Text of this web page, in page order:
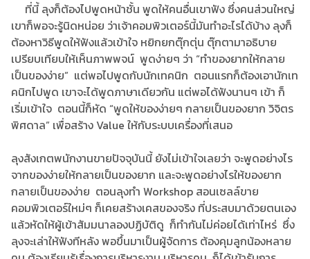
ที่นี้ ลุงก็ต้องไปพูดหน้าชั้น พูดให้คนอื่นเขาฟัง ซึ่งคนส่วนใหญ่
เขาก็พอจะรู้นิดหน่อย ว่าเจ้าคอมพิวเตอร์นี้มันทำอะไรได้บ้าง ลุงก็
ต้องหาวิธีพูดให้ฟังแล้วเข้าใจ หยิกยกตุ๊กตุ่น ตุ๊กตามาอธิบาย
เปรียบเทียบให้เห็นภาพพจน์ พูดง่ายๆ ว่า “ทำของยากให้กลาย
เป็นของง่าย” แต่พอไปพูดกับนักเทคนิก ตอนแรกก็ต้องเอานักเท
คนิกไปพูด เขาจะได้พูดภาษาเดียวกัน แต่พอได้ฟังนานๆ เข้า ก็
เริ่มเข้าใจ ตอนนี้ก็หัด “พูดให้ของง่ายๆ กลายเป็นของยาก วิจิตร
พิศดาล” เพื่อสร้าง Value ให้กับระบบเครื่องที่เสนอ
ลุงสังเกตพนักงานขายปัจจุบันนี้ ยังไม่เข้าใจเลยว่า จะพูดอย่างไร
จากของง่ายให้กลายเป็นของยาก และจะพูดอย่างไรให้ของยาก
กลายเป็นของง่าย ตอนลุงทำ Workshop สอนเซลล์ขาย
คอมพิวเตอร์ใหม่ๆ ก็เคยสร้างเคสของจริง ที่ประสบมาด้วยตนเอง
แล้วหัดให้ผู้เข้าสัมมนาลองปฏิบัติดู ก็ทำกันไม่ค่อยได้เท่าไหร่ ซึ่ง
ลุงจะเล่าให้ฟังทีหลัง พอขึ้นมาเป็นผู้จัดการ ต้องคุมลูกน้องหลาย